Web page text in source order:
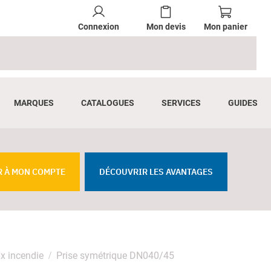
Connexion Mon devis Mon panier
MARQUES CATALOGUES SERVICES GUIDES
À MON COMPTE DÉCOUVRIR LES AVANTAGES
incendie Prise symétrique DN040/45